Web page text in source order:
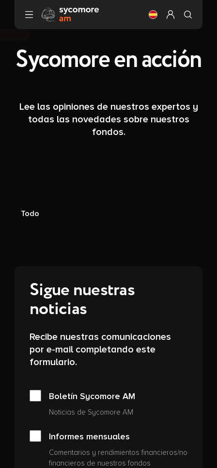
Ir al contenido
Cambia el idioma
Configurar
Sycomore en acción
Lee las opiniones de nuestros expertos y
todas las novedades sobre nuestros
fondos.
Todo
Sigue nuestras
noticias
Recibe nuestras comunicaciones
por e-mail completando este
formulario.
Boletín Sycomore AM
Noticias de Sycomore AM
Informes mensuales
Comentarios y rendimientos financieros/no
financieros de nuestros fondos